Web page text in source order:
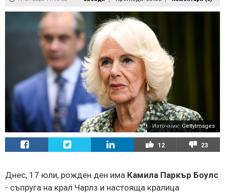
Източник: GettyImages
12 23
Днес, 17 юли, рожден ден има Камила Паркър Боулс
- съпруга на крал Чарлз и настояща кралица